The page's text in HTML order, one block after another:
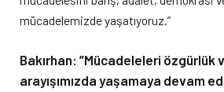
mücadelemizde yaşatıyoruz.”
Bakırhan: ”Mücadeleleri özgürlük
arayışımızda yaşamaya devam